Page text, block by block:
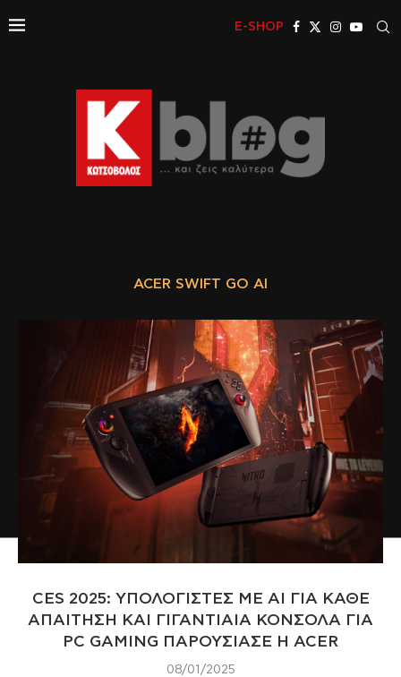
E-SHOP
ACER SWIFT GO ΑΙ
CES 2025: ΥΠΟΛΟΓΙΣΤΕΣ ΜΕ ΑΙ ΓΙΑ ΚΑΘΕ
ΑΠΑΙΤΗΣΗ ΚΑΙ ΓΙΓΑΝΤΙΑΙΑ ΚΟΝΣΟΛΑ ΓΙΑ
PC GAMING ΠΑΡΟΥΣΙΑΣΕ Η ACER
08/01/2025